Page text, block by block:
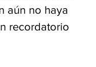
aún no haya
recordatorio